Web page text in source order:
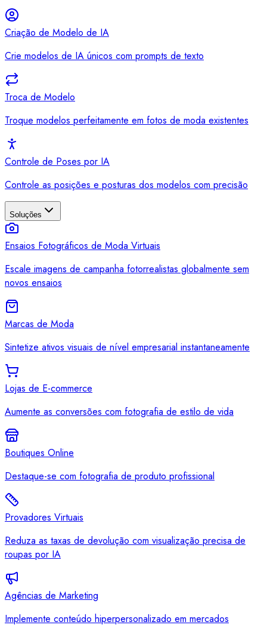
Criação de Modelo de IA
Crie modelos de IA únicos com prompts de texto
Troca de Modelo
Troque modelos perfeitamente em fotos de moda existentes
Controle de Poses por IA
Controle as posições e posturas dos modelos com precisão
Soluções
Ensaios Fotográficos de Moda Virtuais
Escale imagens de campanha fotorrealistas globalmente sem
novos ensaios
Marcas de Moda
Sintetize ativos visuais de nível empresarial instantaneamente
Lojas de E-commerce
Aumente as conversões com fotografia de estilo de vida
Boutiques Online
Destaque-se com fotografia de produto profissional
Provadores Virtuais
Reduza as taxas de devolução com visualização precisa de
roupas por IA
Agências de Marketing
Implemente conteúdo hiperpersonalizado em mercados